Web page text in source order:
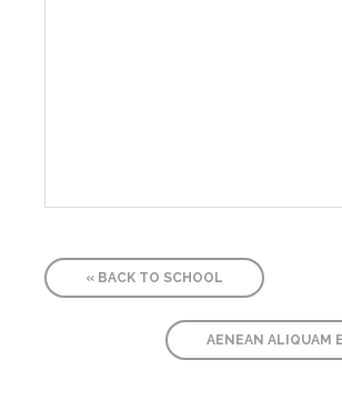
Event
Navigation
« BACK TO SCHOOL
AENEAN ALIQUAM